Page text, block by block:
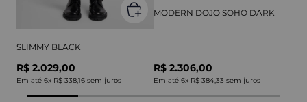
SLIMMY BLACK
R$ 2.029,00
Em até 6x R$ 338,16 sem juros
MODERN DOJO SOHO DARK
R$ 2.306,00
Em até 6x R$ 384,33 sem juros